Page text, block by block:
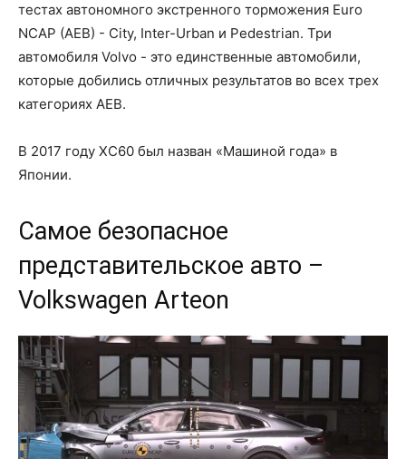
тестах автономного экстренного торможения Euro
NCAP (AEB) - City, Inter-Urban и Pedestrian. Три
автомобиля Volvo - это единственные автомобили,
которые добились отличных результатов во всех трех
категориях AEB.
В 2017 году XC60 был назван «Машиной года» в
Японии.
Самое безопасное
представительское авто –
Volkswagen Arteon